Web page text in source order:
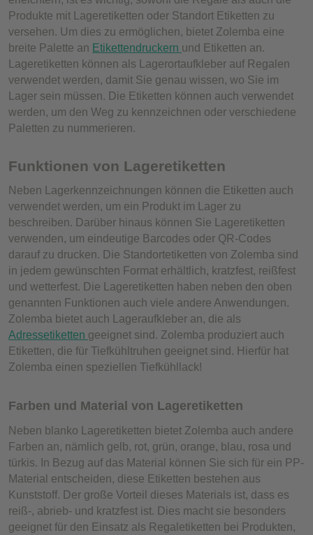
Produkte mit Lageretiketten oder Standort Etiketten zu
versehen. Um dies zu ermöglichen, bietet Zolemba eine
breite Palette an Etikettendruckern und Etiketten an.
Lageretiketten können als Lagerortaufkleber auf Regalen
verwendet werden, damit Sie genau wissen, wo Sie im
Lager sein müssen. Die Etiketten können auch verwendet
werden, um den Weg zu kennzeichnen oder verschiedene
Paletten zu nummerieren.
Funktionen von Lageretiketten
Neben Lagerkennzeichnungen können die Etiketten auch
verwendet werden, um ein Produkt im Lager zu
beschreiben. Darüber hinaus können Sie Lageretiketten
verwenden, um eindeutige Barcodes oder QR-Codes
darauf zu drucken. Die Standortetiketten von Zolemba sind
in jedem gewünschten Format erhältlich, kratzfest, reißfest
und wetterfest. Die Lageretiketten haben neben den oben
genannten Funktionen auch viele andere Anwendungen.
Zolemba bietet auch Lageraufkleber an, die als
Adressetiketten geeignet sind. Zolemba produziert auch
Etiketten, die für Tiefkühltruhen geeignet sind. Hierfür hat
Zolemba einen speziellen Tiefkühllack!
Farben und Material von Lageretiketten
Neben blanko Lageretiketten bietet Zolemba auch andere
Farben an, nämlich gelb, rot, grün, orange, blau, rosa und
türkis. In Bezug auf das Material können Sie sich für ein PP-
Material entscheiden, diese Etiketten bestehen aus
Kunststoff. Der große Vorteil dieses Materials ist, dass es
reiß-, abrieb- und kratzfest ist. Dies macht sie besonders
geeignet für den Einsatz als Regaletiketten bei Produkten,